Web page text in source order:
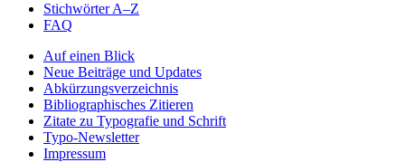
Stichwörter A–Z
FAQ
Auf einen Blick
Neue Beiträge und Updates
Abkürzungsverzeichnis
Bibliographisches Zitieren
Zitate zu Typografie und Schrift
Typo-Newsletter
Impressum